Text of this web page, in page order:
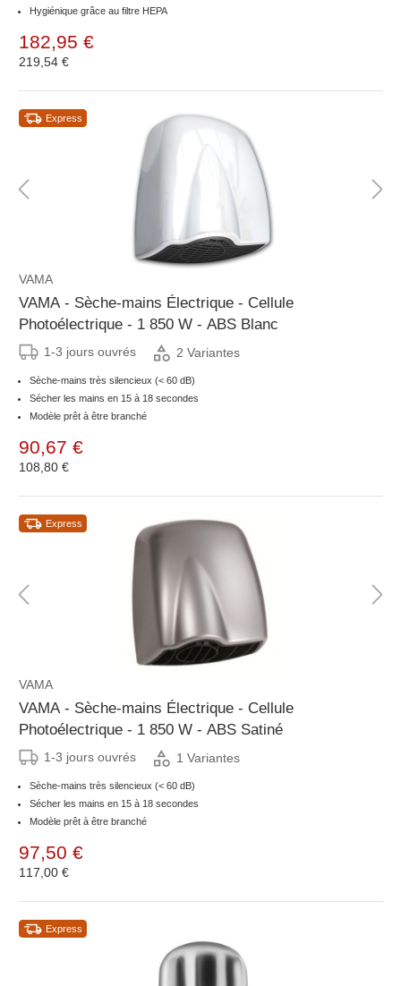
Hygiénique grâce au filtre HEPA
182,95 €
219,54 €
Express
VAMA
VAMA - Sèche-mains Électrique - Cellule
Photoélectrique - 1 850 W - ABS Blanc
1-3 jours ouvrés 2 Variantes
Sèche-mains très silencieux (< 60 dB)
Sécher les mains en 15 à 18 secondes
Modèle prêt à être branché
90,67 €
108,80 €
Express
VAMA
VAMA - Sèche-mains Électrique - Cellule
Photoélectrique - 1 850 W - ABS Satiné
1-3 jours ouvrés 1 Variantes
Sèche-mains très silencieux (< 60 dB)
Sécher les mains en 15 à 18 secondes
Modèle prêt à être branché
97,50 €
117,00 €
Express